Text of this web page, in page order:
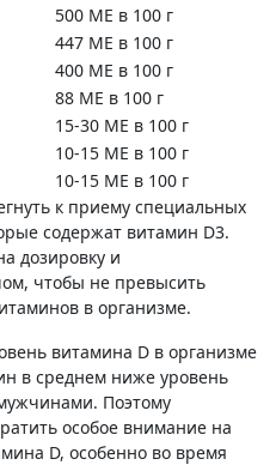
500 МЕ в 100 г
447 МЕ в 100 г
400 МЕ в 100 г
88 МЕ в 100 г
15-30 МЕ в 100 г
10-15 МЕ в 100 г
10-15 МЕ в 100 г
к приему специальных
содержат витамин D3.
дозировку и
чтобы не превысить
в организме.
витамина D в организме
в среднем ниже уровень
Поэтому
особое внимание на
D, особенно во время